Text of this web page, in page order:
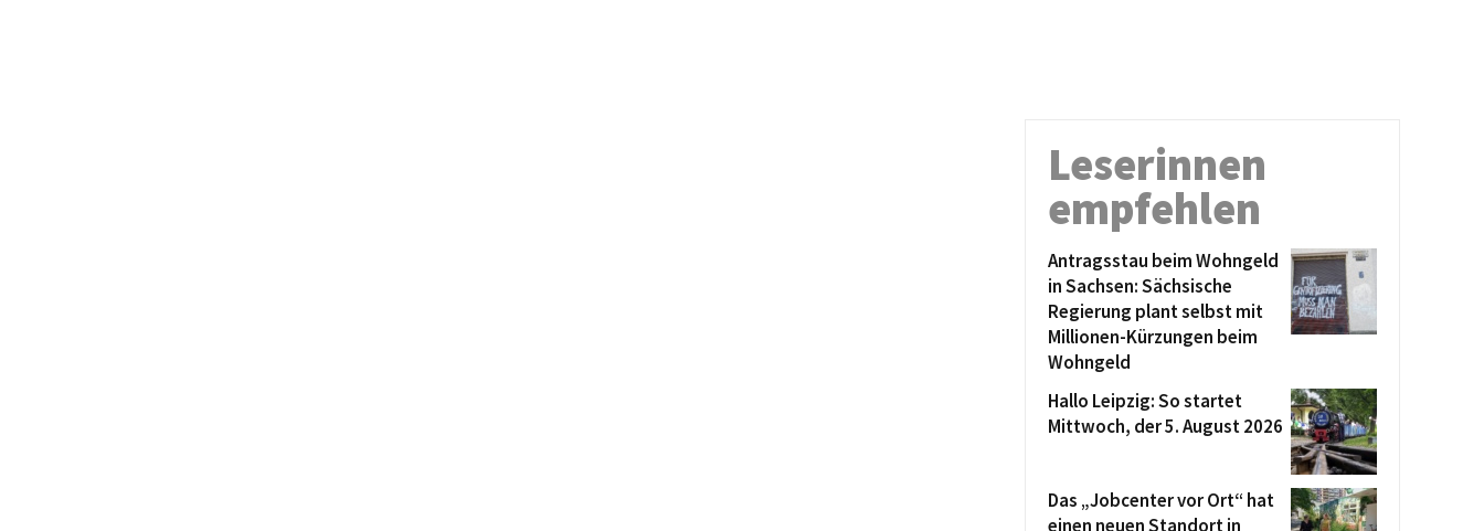
Leserinnen
empfehlen
Antragsstau beim Wohngeld
in Sachsen: Sächsische
Regierung plant selbst mit
Millionen-Kürzungen beim
Wohngeld
Hallo Leipzig: So startet
Mittwoch, der 5. August 2026
Das „Jobcenter vor Ort“ hat
einen neuen Standort in